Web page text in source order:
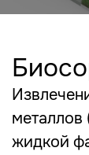
металлов
жидкой